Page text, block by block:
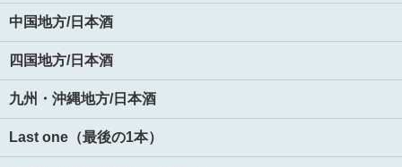
中国地方/日本酒
四国地方/日本酒
九州・沖縄地方/日本酒
Last one（最後の1本）